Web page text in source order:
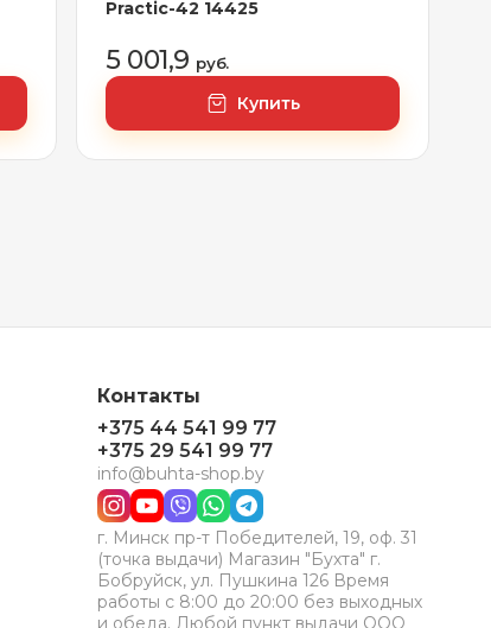
Practic-42 14425
5 001,9 руб.
Купить
Контакты
+375 44 541 99 77
+375 29 541 99 77
info@buhta-shop.by
г. Минск пр-т Победителей, 19, оф. 31
(точка выдачи) Магазин "Бухта" г.
Бобруйск, ул. Пушкина 126 Время
работы с 8:00 до 20:00 без выходных
и обеда. Любой пункт выдачи ООО